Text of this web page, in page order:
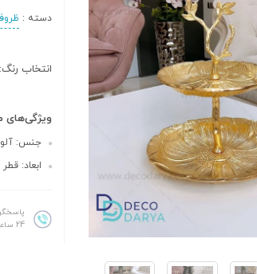
دسته :
انتخاب رنگ:
جنس:
ابعاد: قطر 24 و 32 سانت ارتفاع 35 سانت
24 ساعته